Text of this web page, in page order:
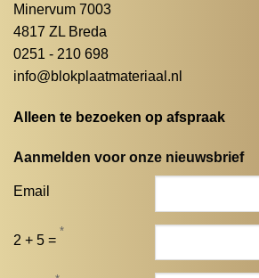
Minervum 7003
4817 ZL Breda
0251 - 210 698
info@blokplaatmateriaal.nl
Alleen te bezoeken op afspraak
Aanmelden voor onze nieuwsbrief
Email
2 + 5 =
*